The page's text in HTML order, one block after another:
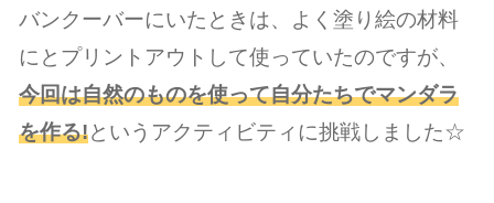
バンクーバーにいたときは、よく塗り絵の材料
にとプリントアウトして使っていたのですが、
今回は自然のものを使って自分たちでマンダラ
を作る!というアクティビティに挑戦しました☆